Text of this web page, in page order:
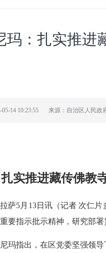
玛：扎实推进
14 10:23:55 来源：自治区人民政
扎实推进藏传佛教
萨5月13日讯（记者 次仁
要指示批示精神，研究部署
玛指出，在区党委坚强领